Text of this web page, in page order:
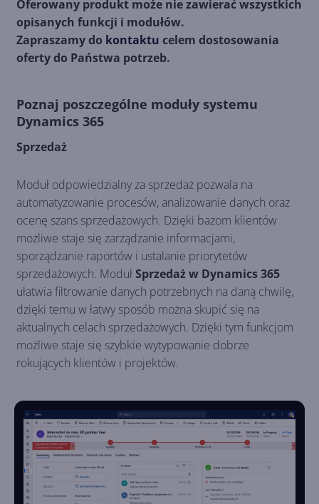
Oferowany produkt może nie zawierać wszystkich
opisanych funkcji i modułów.
Zapraszamy do kontaktu celem dostosowania
oferty do Państwa potrzeb.
Poznaj poszczególne moduły systemu
Dynamics 365
Sprzedaż
Moduł odpowiedzialny za sprzedaż pozwala na
automatyzowanie procesów, analizowanie danych oraz
ocenę szans sprzedażowych. Dzięki bazom klientów
możliwe staje się zarządzanie informacjami,
sporządzanie raportów i ustalanie priorytetów
sprzedażowych. ModułSprzedaż w Dynamics 365
ułatwia filtrowanie danych potrzebnych na daną chwilę,
dzięki temu w łatwy sposób można skupić się na
aktualnych celach sprzedażowych. Dzięki tym funkcjom
możliwe staje się szybkie wytypowanie dobrze
rokujących klientów i projektów.